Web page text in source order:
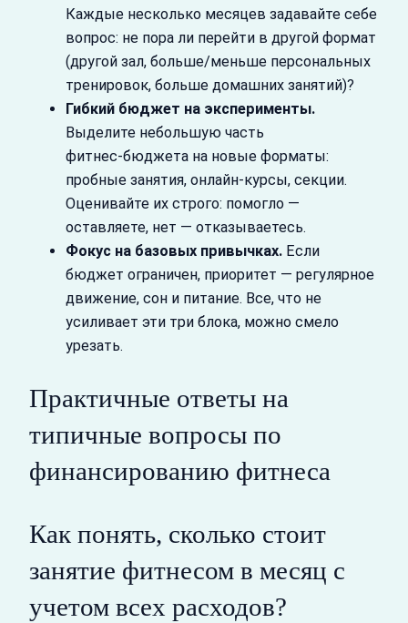
Каждые несколько месяцев задавайте себе
вопрос: не пора ли перейти в другой формат
(другой зал, больше/меньше персональных
тренировок, больше домашних занятий)?
Гибкий бюджет на эксперименты.
Выделите небольшую часть
фитнес‑бюджета на новые форматы:
пробные занятия, онлайн‑курсы, секции.
Оценивайте их строго: помогло —
оставляете, нет — отказываетесь.
Фокус на базовых привычках. Если
бюджет ограничен, приоритет — регулярное
движение, сон и питание. Все, что не
усиливает эти три блока, можно смело
урезать.
Практичные ответы на
типичные вопросы по
финансированию фитнеса
Как понять, сколько стоит
занятие фитнесом в месяц с
учетом всех расходов?